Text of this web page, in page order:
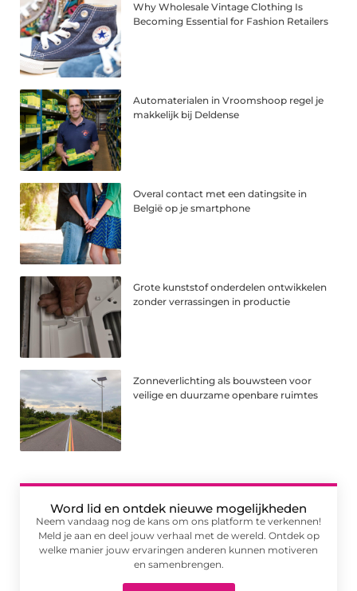
Why Wholesale Vintage Clothing Is
Becoming Essential for Fashion Retailers
Automaterialen in Vroomshoop regel je
makkelijk bij Deldense
Overal contact met een datingsite in
België op je smartphone
Grote kunststof onderdelen ontwikkelen
zonder verrassingen in productie
Zonneverlichting als bouwsteen voor
veilige en duurzame openbare ruimtes
Word lid en ontdek nieuwe mogelijkheden
Neem vandaag nog de kans om ons platform te verkennen!
Meld je aan en deel jouw verhaal met de wereld. Ontdek op
welke manier jouw ervaringen anderen kunnen motiveren
en samenbrengen.